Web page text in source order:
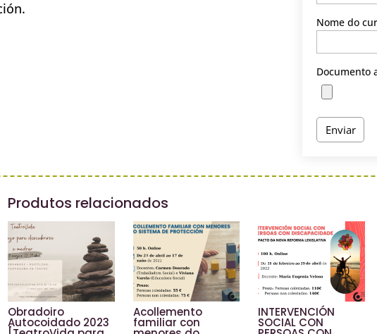
Nome do
Documento
Produtos relacionados
Obradoiro
Autocoidado 2023
Acollemento
familiar con
INTERVENCIÓN
SOCIAL CON